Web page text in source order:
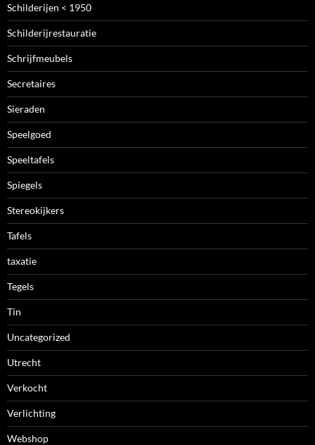
Schilderijen < 1950
Schilderijrestauratie
Schrijfmeubels
Secretaires
Sieraden
Speelgoed
Speeltafels
Spiegels
Stereokijkers
Tafels
taxatie
Tegels
Tin
Uncategorized
Utrecht
Verkocht
Verlichting
Webshop